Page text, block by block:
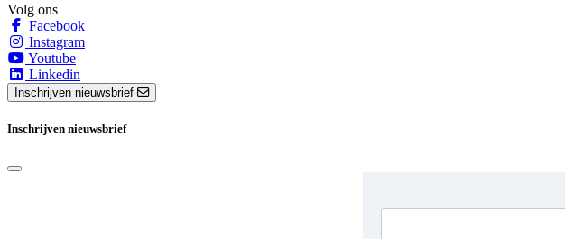
Volg ons
Facebook
Instagram
Youtube
Linkedin
Inschrijven nieuwsbrief
Inschrijven nieuwsbrief